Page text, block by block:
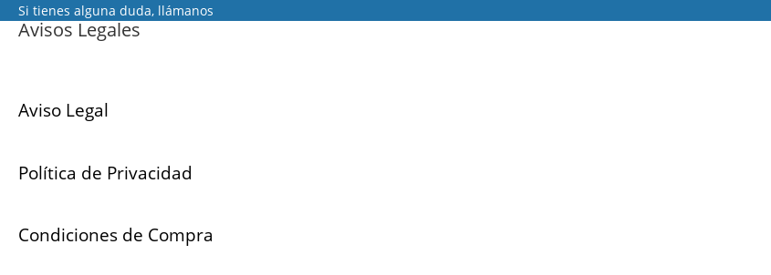
Si tienes alguna duda, llámanos
Avisos Legales
Aviso Legal
Política de Privacidad
Condiciones de Compra